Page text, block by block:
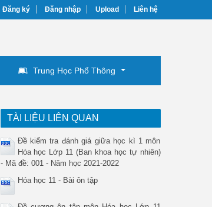
Đăng ký Đăng nhập Upload Liên hệ
Trung Học Phổ Thông
TÀI LIỆU LIÊN QUAN
Đề kiểm tra đánh giá giữa học kì 1 môn
Hóa học Lớp 11 (Ban khoa học tự nhiên)
- Mã đề: 001 - Năm học 2021-2022
Hóa học 11 - Bài ôn tập